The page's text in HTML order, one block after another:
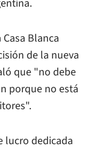
Blanca
de la nueva
que "no debe
porque no está
lucro dedicada